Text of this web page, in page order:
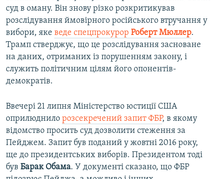
суд в оману. Він знову різко розкритикував
розслідування ймовірного російського втручання у
вибори, яке веде спецпрокурор Роберт Мюллер.
Трамп стверджує, що це розслідування засноване
на даних, отриманих із порушенням закону, і
служить політичним цілям його опонентів-
демократів.
Ввечері 21 липня Міністерство юстиції США
оприлюднило розсекречений запит ФБР, в якому
відомство просить суд дозволити стеження за
Пейджем. Запит був поданий у жовтні 2016 року,
ще до президентських виборів. Президентом тоді
був Барак Обама. У документі сказано, що ФБР